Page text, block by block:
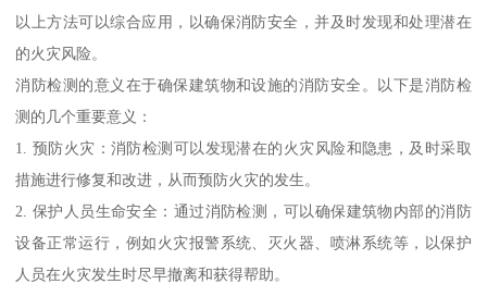
以上方法可以综合应用，以确保消防安全，并及时发现和处理潜在
的火灾风险。
消防检测的意义在于确保建筑物和设施的消防安全。以下是消防检
测的几个重要意义：
1. 预防火灾：消防检测可以发现潜在的火灾风险和隐患，及时采取
措施进行修复和改进，从而预防火灾的发生。
2. 保护人员生命安全：通过消防检测，可以确保建筑物内部的消防
设备正常运行，例如火灾报警系统、灭火器、喷淋系统等，以保护
人员在火灾发生时尽早撤离和获得帮助。